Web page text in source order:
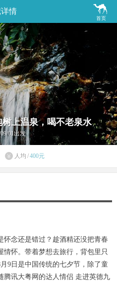

首页
情
上温泉，喝不老泉水
01出发
 人均 /400元
怀念还是错过？趁酒精还没把青春
情怀。带着梦想去旅行，背包里只
9日是中国传统的七夕节，除了童
腾讯大粤网的达人情侣 走进英德九